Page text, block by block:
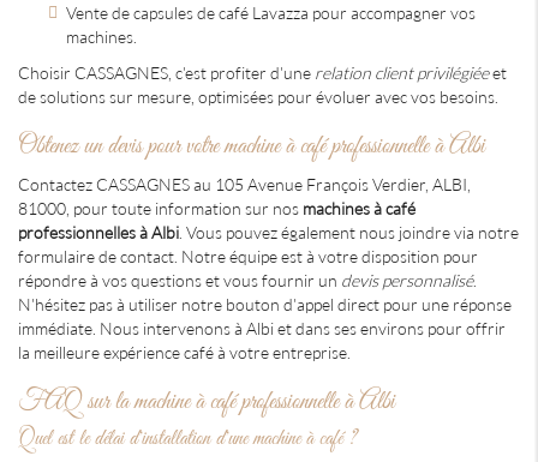
Vente de capsules de café Lavazza pour accompagner vos
machines.
Choisir CASSAGNES, c'est profiter d'une relation client privilégiéeet
de solutions sur mesure, optimisées pour évoluer avec vos besoins.
Obtenez un devis pour votre machine à café professionnelle à Albi
Contactez CASSAGNES au 105 Avenue François Verdier, ALBI,
81000, pour toute information sur nos machines à café
professionnelles à Albi . Vous pouvez également nous joindre via notre
formulaire de contact. Notre équipe est à votre disposition pour
répondre à vos questions et vous fournir un devis personnalisé.
N'hésitez pas à utiliser notre bouton d'appel direct pour une réponse
immédiate. Nous intervenons à Albi et dans ses environs pour offrir
la meilleure expérience café à votre entreprise.
FAQ sur la machine à café professionnelle à Albi
Quel est le délai d'installation d'une machine à café ?